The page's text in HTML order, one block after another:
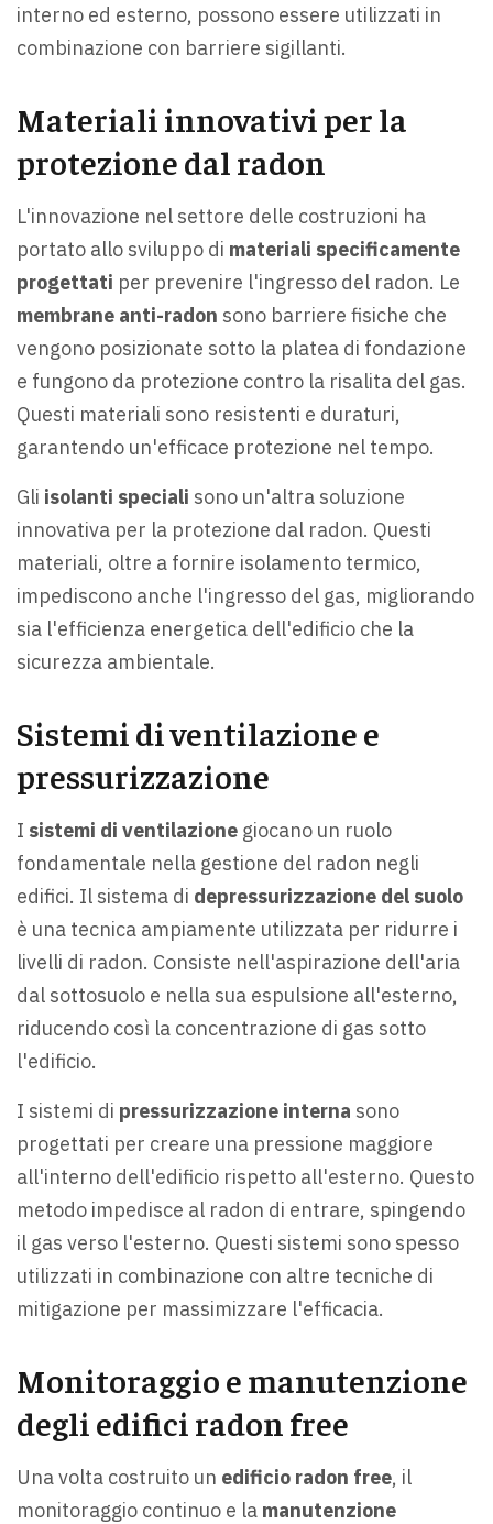
interno ed esterno, possono essere utilizzati in
combinazione con barriere sigillanti.
Materiali innovativi per la
protezione dal radon
L'innovazione nel settore delle costruzioni ha
portato allo sviluppo di materiali specificamente
progettati per prevenire l'ingresso del radon. Le
membrane anti-radon sono barriere fisiche che
vengono posizionate sotto la platea di fondazione
e fungono da protezione contro la risalita del gas.
Questi materiali sono resistenti e duraturi,
garantendo un'efficace protezione nel tempo.
Gli isolanti speciali sono un'altra soluzione
innovativa per la protezione dal radon. Questi
materiali, oltre a fornire isolamento termico,
impediscono anche l'ingresso del gas, migliorando
sia l'efficienza energetica dell'edificio che la
sicurezza ambientale.
Sistemi di ventilazione e
pressurizzazione
I sistemi di ventilazione giocano un ruolo
fondamentale nella gestione del radon negli
edifici. Il sistema di depressurizzazione del suolo
è una tecnica ampiamente utilizzata per ridurre i
livelli di radon. Consiste nell'aspirazione dell'aria
dal sottosuolo e nella sua espulsione all'esterno,
riducendo così la concentrazione di gas sotto
l'edificio.
I sistemi di pressurizzazione interna sono
progettati per creare una pressione maggiore
all'interno dell'edificio rispetto all'esterno. Questo
metodo impedisce al radon di entrare, spingendo
il gas verso l'esterno. Questi sistemi sono spesso
utilizzati in combinazione con altre tecniche di
mitigazione per massimizzare l'efficacia.
Monitoraggio e manutenzione
degli edifici radon free
Una volta costruito un edificio radon free, il
monitoraggio continuo e la manutenzione